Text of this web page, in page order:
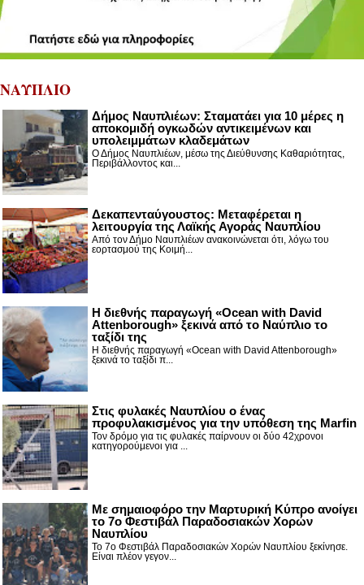
ΝΑΥΠΛΙΟ
Δήμος Ναυπλιέων: Σταματάει για 10 μέρες η
αποκομιδή ογκωδών αντικειμένων και
υπολειμμάτων κλαδεμάτων
Ο Δήμος Ναυπλιέων, μέσω της Διεύθυνσης Καθαριότητας,
Περιβάλλοντος και...
Δεκαπενταύγουστος: Μεταφέρεται η
λειτουργία της Λαϊκής Αγοράς Ναυπλίου
Από τον Δήμο Ναυπλιέων ανακοινώνεται ότι, λόγω του
εορτασμού της Κοιμή...
Η διεθνής παραγωγή «Ocean with David
Attenborough» ξεκινά από το Ναύπλιο το
ταξίδι της
Η διεθνής παραγωγή «Ocean with David Attenborough»
ξεκινά το ταξίδι π...
Στις φυλακές Ναυπλίου ο ένας
προφυλακισμένος για την υπόθεση της Marfin
Τον δρόμο για τις φυλακές παίρνουν οι δύο 42χρονοι
κατηγορούμενοι για ...
Με σημαιοφόρο την Μαρτυρική Κύπρο ανοίγει
το 7ο Φεστιβάλ Παραδοσιακών Χορών
Ναυπλίου
Το 7ο Φεστιβάλ Παραδοσιακών Χορών Ναυπλίου ξεκίνησε.
Είναι πλέον γεγον...